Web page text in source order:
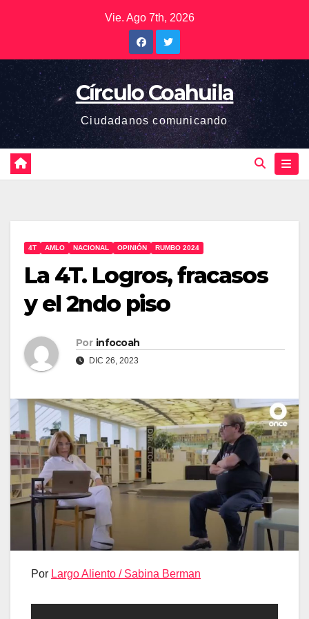
Vie. Ago 7th, 2026
Círculo Coahuila
Ciudadanos comunicando
4T AMLO NACIONAL OPINIÓN RUMBO 2024
La 4T. Logros, fracasos
y el 2ndo piso
Por infocoah
DIC 26, 2023
Por Largo Aliento / Sabina Berman